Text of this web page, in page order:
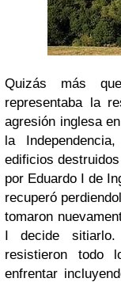
Quizás más
representaba la
agresión inglesa
la
edificios
por Eduardo I de
recuperó
tomaron
I decide
resistieron todo
enfrentar